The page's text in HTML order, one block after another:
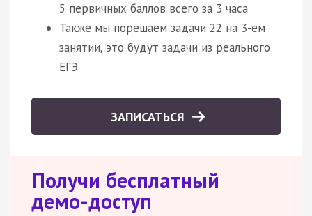
5 первичных баллов всего за 3 часа
Также мы порешаем задачи 22 на 3-ем
занятии, это будут задачи из реального
ЕГЭ
ЗАПИСАТЬСЯ
Получи бесплатный
демо-доступ